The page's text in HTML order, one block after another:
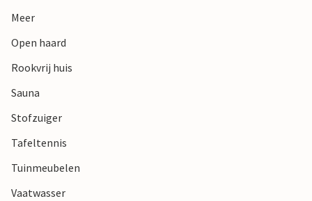
Meer
Open haard
Rookvrij huis
Sauna
Stofzuiger
Tafeltennis
Tuinmeubelen
Vaatwasser